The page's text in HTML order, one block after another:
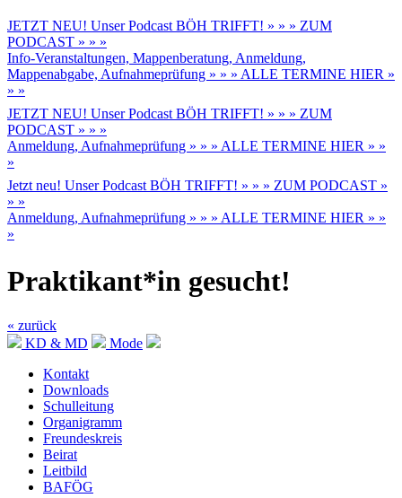
JETZT NEU! Unser Podcast BÖH TRIFFT! » » » ZUM
PODCAST » » »
Info-Veranstaltungen, Mappenberatung, Anmeldung,
Mappenabgabe, Aufnahmeprüfung » » » ALLE TERMINE HIER »
» »
JETZT NEU! Unser Podcast BÖH TRIFFT! » » » ZUM
PODCAST » » »
Anmeldung, Aufnahmeprüfung » » » ALLE TERMINE HIER » »
»
Jetzt neu! Unser Podcast BÖH TRIFFT! » » » ZUM PODCAST »
» »
Anmeldung, Aufnahmeprüfung » » » ALLE TERMINE HIER » »
»
Praktikant*in gesucht!
« zurück
KD & MD
Mode
Kontakt
Downloads
Schulleitung
Organigramm
Freundeskreis
Beirat
Leitbild
BAFÖG